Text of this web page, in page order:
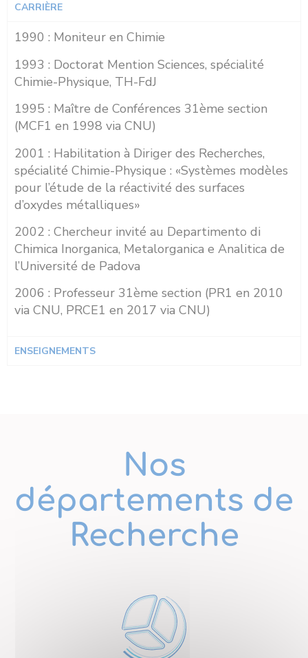
CARRIÈRE
1990 : Moniteur en Chimie
1993 : Doctorat Mention Sciences, spécialité
Chimie-Physique, TH-FdJ
1995 : Maître de Conférences 31ème section
(MCF1 en 1998 via CNU)
2001 : Habilitation à Diriger des Recherches,
spécialité Chimie-Physique : «Systèmes modèles
pour l’étude de la réactivité des surfaces
d’oxydes métalliques»
2002 : Chercheur invité au Departimento di
Chimica Inorganica, Metalorganica e Analitica de
l’Université de Padova
2006 : Professeur 31ème section (PR1 en 2010
via CNU, PRCE1 en 2017 via CNU)
ENSEIGNEMENTS
Nos
départements de
Recherche